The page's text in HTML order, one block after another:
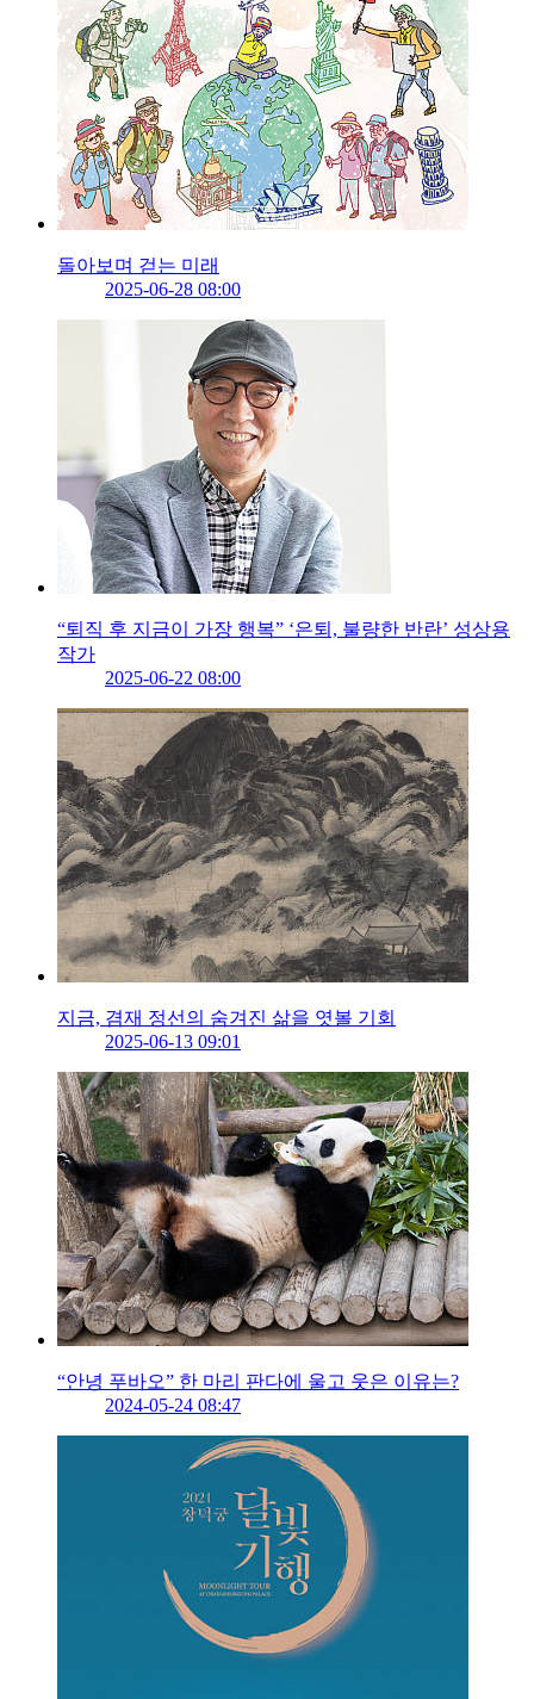
돌아보며 걷는 미래
2025-06-28 08:00
“퇴직 후 지금이 가장 행복” ‘은퇴, 불량한 반란’ 성상용
작가
2025-06-22 08:00
지금, 겸재 정선의 숨겨진 삶을 엿볼 기회
2025-06-13 09:01
“안녕 푸바오” 한 마리 판다에 울고 웃은 이유는?
2024-05-24 08:47